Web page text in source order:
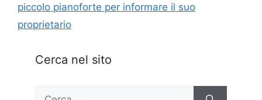
piccolo pianoforte per informare il suo
proprietario
Cerca nel sito